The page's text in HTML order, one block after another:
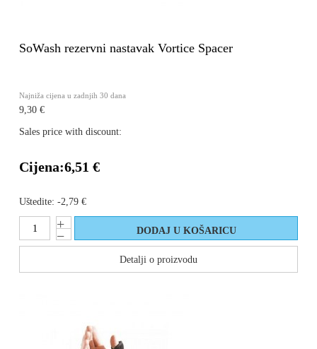
SoWash rezervni nastavak Vortice Spacer
Najniža cijena u zadnjih 30 dana
9,30 €
Sales price with discount:
Cijena:6,51 €
Uštedite: -2,79 €
Detalji o proizvodu